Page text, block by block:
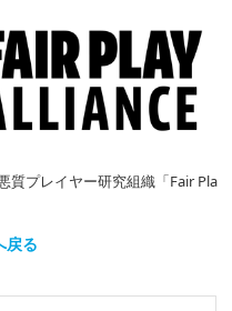
質プレイヤー研究組織「Fair Pla
戻る